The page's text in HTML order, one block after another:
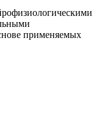
применяемых